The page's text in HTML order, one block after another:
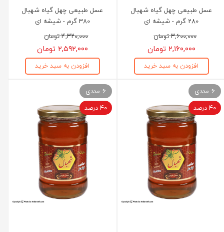
عسل طبیعی چهل گیاه شهبال
280 گرم - شیشه ای
۳,۶۰۰,۰۰۰ تومان
۲,۱۶۰,۰۰۰ تومان
افزودن به سبد خرید
عسل طبیعی چهل گیاه شهبال
380 گرم - شیشه ای
۴,۳۲۰,۰۰۰ تومان
۲,۵۹۲,۰۰۰ تومان
افزودن به سبد خرید
6 عددی
۴۰ درصد
6 عددی
۴۰ درصد